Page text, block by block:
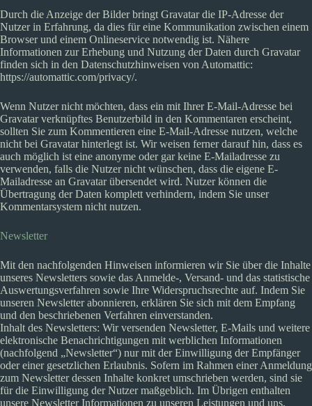
Durch die Anzeige der Bilder bringt Gravatar die IP-Adresse der
Nutzer in Erfahrung, da dies für eine Kommunikation zwischen einem
Browser und einem Onlineservice notwendig ist. Nähere
Informationen zur Erhebung und Nutzung der Daten durch Gravatar
finden sich in den Datenschutzhinweisen von Automattic:
https://automattic.com/privacy/.
Wenn Nutzer nicht möchten, dass ein mit Ihrer E-Mail-Adresse bei
Gravatar verknüpftes Benutzerbild in den Kommentaren erscheint,
sollten Sie zum Kommentieren eine E-Mail-Adresse nutzen, welche
nicht bei Gravatar hinterlegt ist. Wir weisen ferner darauf hin, dass es
auch möglich ist eine anonyme oder gar keine E-Mailadresse zu
verwenden, falls die Nutzer nicht wünschen, dass die eigene E-
Mailadresse an Gravatar übersendet wird. Nutzer können die
Übertragung der Daten komplett verhindern, indem Sie unser
Kommentarsystem nicht nutzen.
Newsletter
Mit den nachfolgenden Hinweisen informieren wir Sie über die Inhalte
unseres Newsletters sowie das Anmelde-, Versand- und das statistische
Auswertungsverfahren sowie Ihre Widerspruchsrechte auf. Indem Sie
unseren Newsletter abonnieren, erklären Sie sich mit dem Empfang
und den beschriebenen Verfahren einverstanden.
Inhalt des Newsletters: Wir versenden Newsletter, E-Mails und weitere
elektronische Benachrichtigungen mit werblichen Informationen
(nachfolgend „Newsletter“) nur mit der Einwilligung der Empfänger
oder einer gesetzlichen Erlaubnis. Sofern im Rahmen einer Anmeldung
zum Newsletter dessen Inhalte konkret umschrieben werden, sind sie
für die Einwilligung der Nutzer maßgeblich. Im Übrigen enthalten
unsere Newsletter Informationen zu unseren Leistungen und uns.